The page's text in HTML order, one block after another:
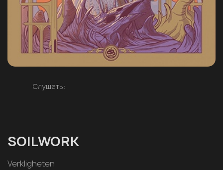
Слушать:
SOILWORK
Verkligheten